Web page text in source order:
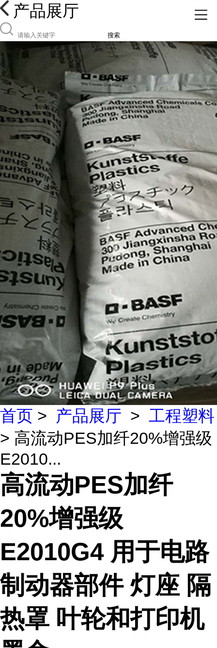
产品展厅
搜索
首页 > 产品展厅 > 工程塑料
> 高流动PES加纤20%增强级
E2010...
高流动PES加纤
20%增强级
E2010G4 用于电路
制动器部件 灯座 隔
热罩 叶轮和打印机